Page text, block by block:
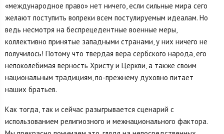
«международное право» нет ничего, если сильные мира сего
желают поступить вопреки всем постулируемым идеалам. Но
ведь несмотря на беспрецедентные военные меры,
коллективно принятые западными странами, у них ничего не
получилось! Потому что твердая вера сербского народа, его
непоколебимая верность Христу и Церкви, а также своим
национальным традициям, по-прежнему духовно питает
наших братьев.
Как тогда, так и сейчас разыгрывается сценарий с
использованием религиозного и межнационального фактора.